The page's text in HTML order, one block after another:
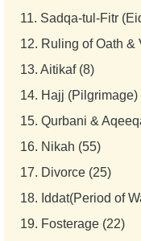
11. Sadqa-tul-Fitr
12. Ruling of Oath &
13. Aitikaf (8)
14. Hajj
15. Qurbani &
16. Nikah (55)
17. Divorce (25)
18. Iddat(Period of
19. Fosterage (22)